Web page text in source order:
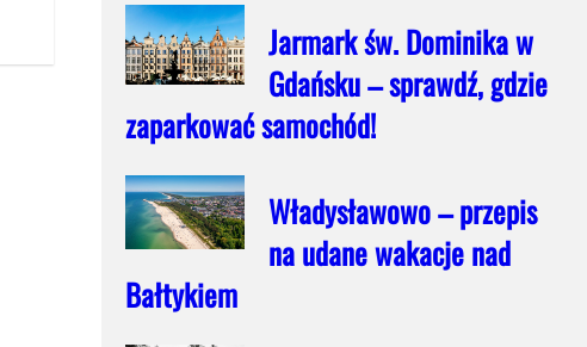
Jarmark św. Dominika w
Gdańsku – sprawdź, gdzie
zaparkować samochód!
Władysławowo – przepis
na udane wakacje nad
Bałtykiem